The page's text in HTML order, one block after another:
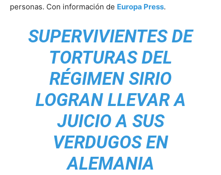
personas. Con información de Europa Press.
SUPERVIVIENTES DE
TORTURAS DEL
RÉGIMEN SIRIO
LOGRAN LLEVAR A
JUICIO A SUS
VERDUGOS EN
ALEMANIA